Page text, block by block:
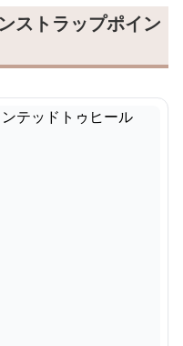
ストラップポイン